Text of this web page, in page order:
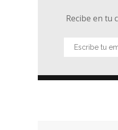
Recibe en tu